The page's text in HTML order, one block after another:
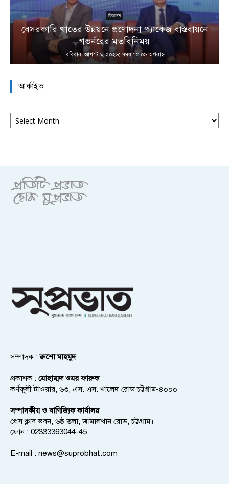
বিজনেস
বেসরকারি খাতের উন্নয়নে প্রণোদনা প্যাকেজ বাস্তবায়নে
গভর্নরের মতবিনিময়
রবিবার, আগস্ট ৯, ২০২৬; সময় : ৫:০৯ অপরাহ্ণ
আর্কাইভ
আর্কাইভ
সম্পাদক :রুশো মাহমুদ
প্রকাশক : মোহাম্মদ ওমর ফারুক
কর্ণফুলী টাওয়ার, ৬৩, এস. এস. খালেদ রোড চট্টগ্রাম-৪০০০
সম্পাদকীয় ও বাণিজ্যিক কার্যালয়
প্রেস ক্লাব ভবন, ৬ষ্ঠ তলা, জামালখান রোড, চট্টগ্রাম।
ফোন : 02333363044-45
E-mail : news@suprobhat.com